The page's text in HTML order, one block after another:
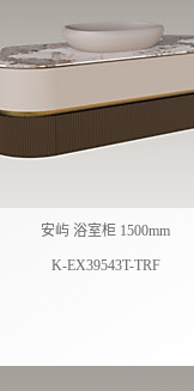
安屿 浴室柜 1500mm
K-EX39543T-TRF